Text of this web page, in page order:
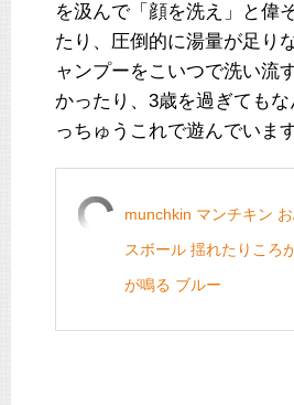
を汲んで「顔を洗え」と偉
たり、圧倒的に湯量が足り
ャンプーをこいつで洗い流
かったり、3歳を過ぎてもな
っちゅうこれで遊んでいます
munchkin マンチキン
スボール 揺れたりころ
が鳴る ブルー